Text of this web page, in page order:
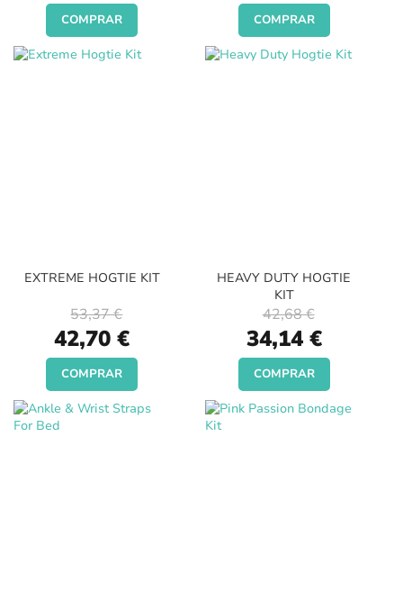
COMPRAR COMPRAR
EXTREME HOGTIE KIT
Special
Price
42,70 €
53,37 €
COMPRAR
HEAVY DUTY HOGTIE
KIT
Special
Price
34,14 €
42,68 €
COMPRAR